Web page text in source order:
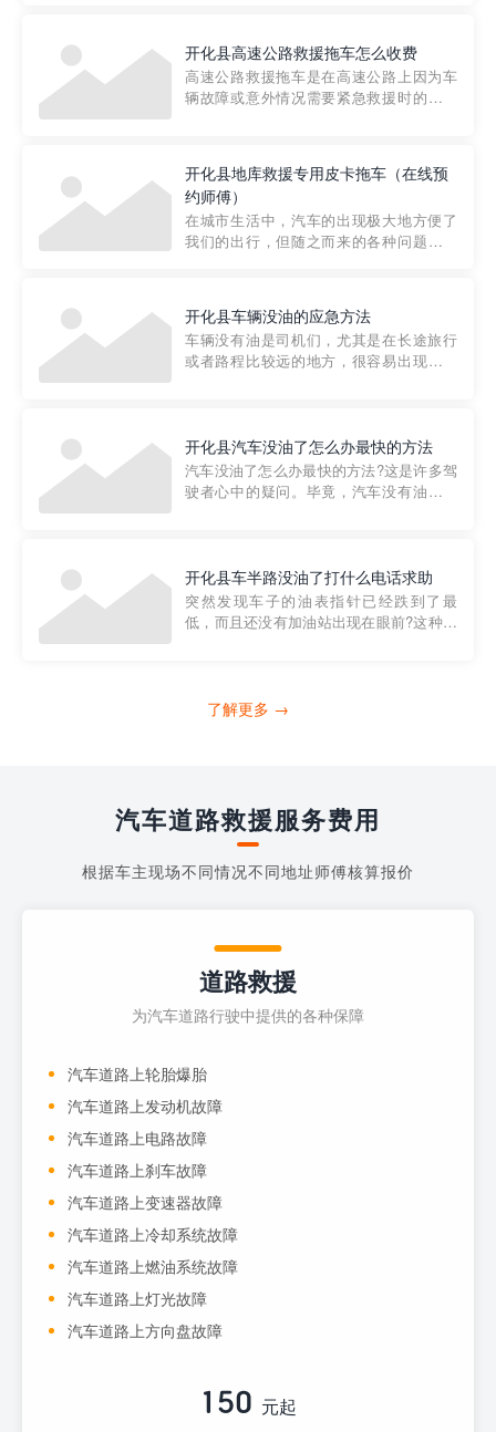
细解析一下市区事故救援拖车的收费标
准，以及在选用拖车服务时应注...
开化县高速公路救援拖车怎么收费
高速公路救援拖车是在高速公路上因为车
辆故障或意外情况需要紧急救援时的必备
路救援拖车的收费标准是由当地交通管理
部门制定的。起步价通...
开化县地库救援专用皮卡拖车（在线预
约师傅）
在城市生活中，汽车的出现极大地方便了
我们的出行，但随之而来的各种问题也让
紧急情况下，我们需要一种高效可靠的救
援方式。而这时，地库救援专...
开化县车辆没油的应急方法
车辆没有油是司机们，尤其是在长途旅行
或者路程比较远的地方，很容易出现这种
的送油师傅，解决没油的紧急情况。 首
先，让我们来了解一下穿...
开化县汽车没油了怎么办最快的方法
汽车没油了怎么办最快的方法?这是许多驾
驶者心中的疑问。毕竟，汽车没有油就无
越者小程序是一款专门解决汽车没油问题
的在线服务平台。通过...
开化县车半路没油了打什么电话求助
突然发现车子的油表指针已经跌到了最
低，而且还没有加油站出现在眼前?这种情
打4006363122请求送油人员来帮助你。
了解更多 →
汽车道路救援服务费用
根据车主现场不同情况不同地址师傅核算报价
道路救援
为汽车道路行驶中提供的各种保障
汽车道路上轮胎爆胎
汽车道路上发动机故障
汽车道路上电路故障
汽车道路上刹车故障
汽车道路上变速器故障
汽车道路上冷却系统故障
汽车道路上燃油系统故障
汽车道路上灯光故障
汽车道路上方向盘故障
150 元起